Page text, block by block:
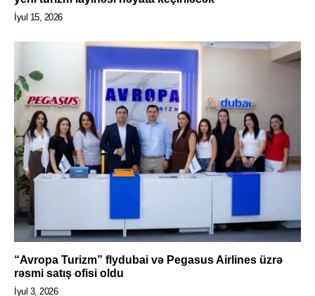
İyul 15, 2026
“Avropa Turizm” flydubai və Pegasus Airlines üzrə
rəsmi satış ofisi oldu
İyul 3, 2026